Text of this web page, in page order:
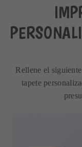
Buscar:
Rellene el
tapete